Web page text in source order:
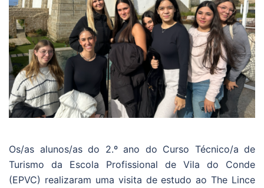
Os/as alunos/as do 2.º ano do Curso Técnico/a de
Turismo da Escola Profissional de Vila do Conde
(EPVC) realizaram uma visita de estudo ao The Lince